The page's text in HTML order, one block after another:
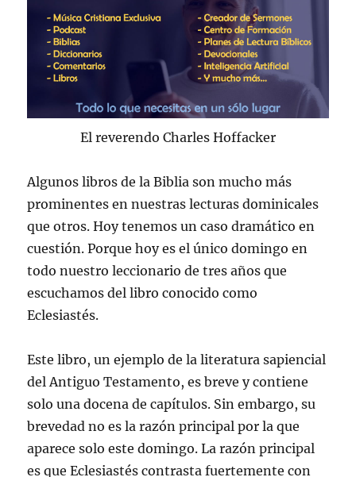
El reverendo Charles Hoffacker
Algunos libros de la Biblia son mucho más
prominentes en nuestras lecturas dominicales
que otros. Hoy tenemos un caso dramático en
cuestión. Porque hoy es el único domingo en
todo nuestro leccionario de tres años que
escuchamos del libro conocido como
Eclesiastés.
Este libro, un ejemplo de la literatura sapiencial
del Antiguo Testamento, es breve y contiene
solo una docena de capítulos. Sin embargo, su
brevedad no es la razón principal por la que
aparece solo este domingo. La razón principal
es que Eclesiastés contrasta fuertemente con